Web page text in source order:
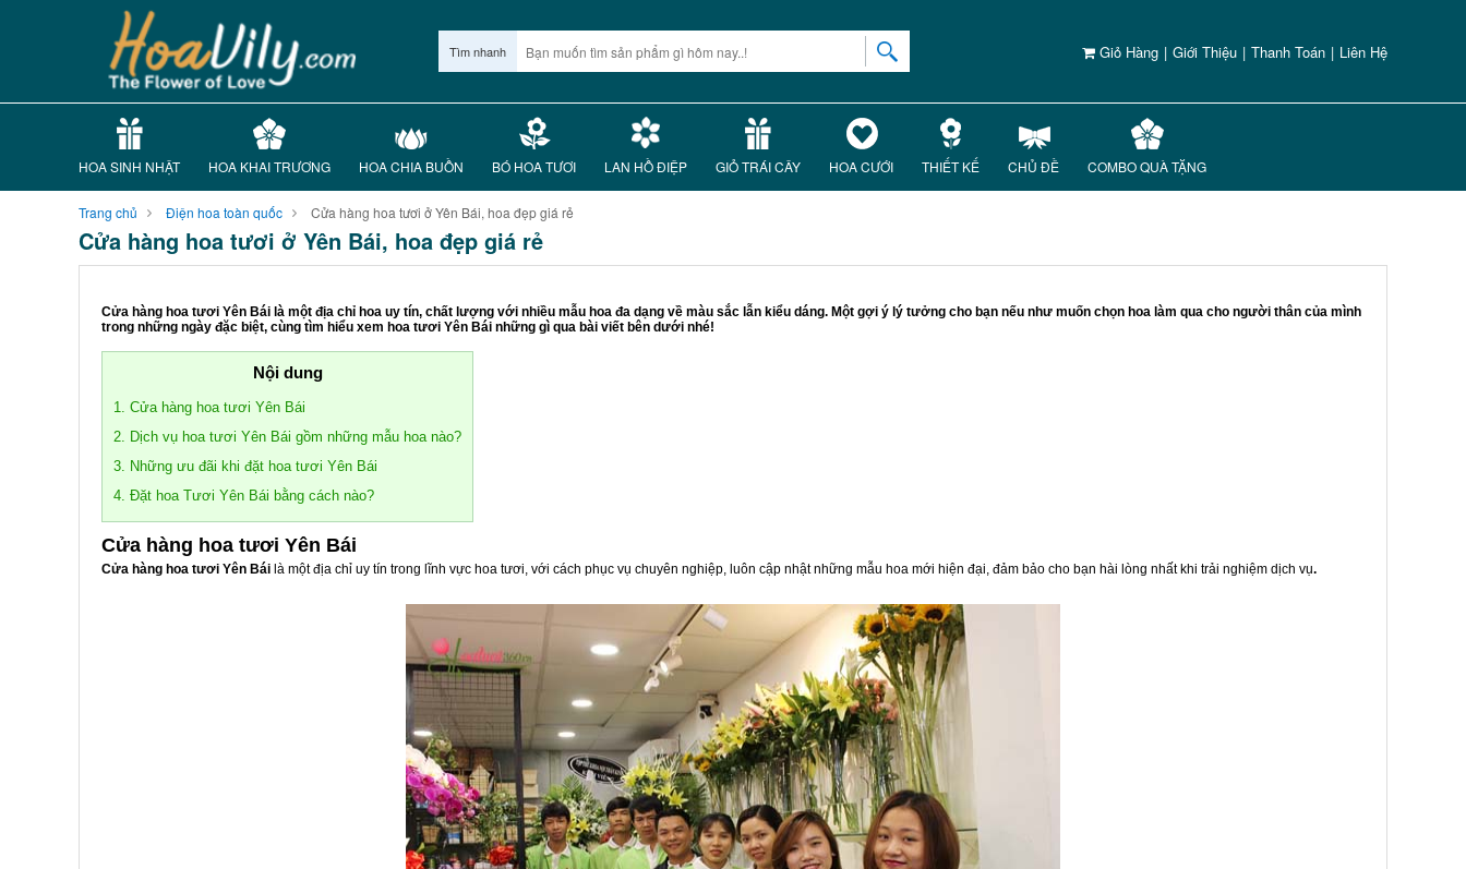
Giỏ Hàng | Giới Thiệu | Thanh Toán | Liên Hệ
Tìm nhanh
HOA SINH NHẬT HOA KHAI TRƯƠNG HOA CHIA BUỒN BÓ HOA TƯƠI LAN HỒ ĐIỆP GIỎ TRÁI CÂY HOA CƯỚI THIẾT KẾ CHỦ ĐỀ COMBO QUÀ TẶNG
Trang chủ Điện hoa toàn quốc Cửa hàng hoa tươi ở Yên Bái, hoa đẹp giá rẻ
Cửa hàng hoa tươi ở Yên Bái, hoa đẹp giá rẻ
Cửa hàng hoa tươi Yên Bái là một địa chỉ hoa uy tín, chất lượng với nhiều mẫu hoa đa dạng về màu sắc lẫn kiểu dáng. Một gợi ý lý tưởng cho bạn nếu như muốn chọn hoa làm qua cho người thân của mình
trong những ngày đặc biệt, cùng tìm hiểu xem hoa tươi Yên Bái những gì qua bài viết bên dưới nhé!
Nội dung
1. Cửa hàng hoa tươi Yên Bái
2. Dịch vụ hoa tươi Yên Bái gồm những mẫu hoa nào?
3. Những ưu đãi khi đặt hoa tươi Yên Bái
4. Đặt hoa Tươi Yên Bái bằng cách nào?
Cửa hàng hoa tươi Yên Bái
Cửa hàng hoa tươi Yên Bái là một địa chỉ uy tín trong lĩnh vực hoa tươi, với cách phục vụ chuyên nghiệp, luôn cập nhật những mẫu hoa mới hiện đại, đảm bảo cho bạn hài lòng nhất khi trải nghiệm dịch vụ.